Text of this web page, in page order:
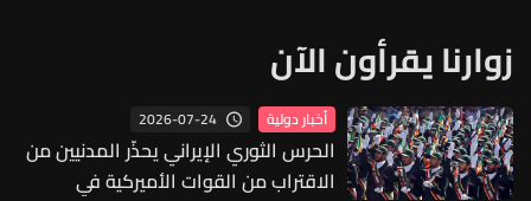
زوارنا يقرأون الآن
أخبار دولية 2026-07-24
الحرس الثوري الإيراني يحذّر المدنيين من
الاقتراب من القوات الأميركية في